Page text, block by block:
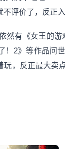
评价了，反正
然有《女王的
！2》等作品问
，反正最大卖